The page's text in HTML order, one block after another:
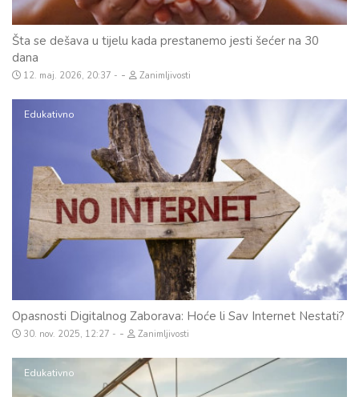
Šta se dešava u tijelu kada prestanemo jesti šećer na 30
dana
12. maj. 2026, 20:37 - Zanimljivosti
Edukativno
Opasnosti Digitalnog Zaborava: Hoće li Sav Internet Nestati?
30. nov. 2025, 12:27 - Zanimljivosti
Edukativno